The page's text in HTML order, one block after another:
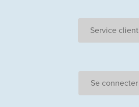
Service client
Se connecter